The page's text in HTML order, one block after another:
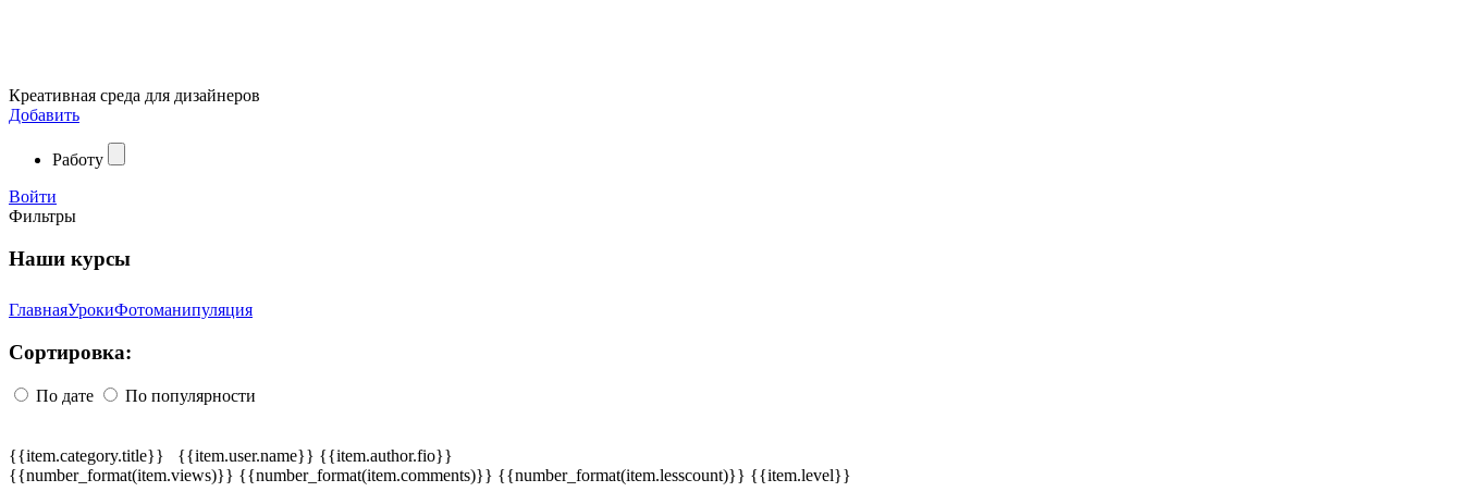
Креативная среда для дизайнеров
Добавить
Работу
Войти
Фильтры
Наши курсы
ГлавнаяУрокиФотоманипуляция
Сортировка:
По дате По популярности
{{item.category.title}} {{item.user.name}} {{item.author.fio}}
{{number_format(item.views)}} {{number_format(item.comments)}} {{number_format(item.lesscount)}} {{item.level}}